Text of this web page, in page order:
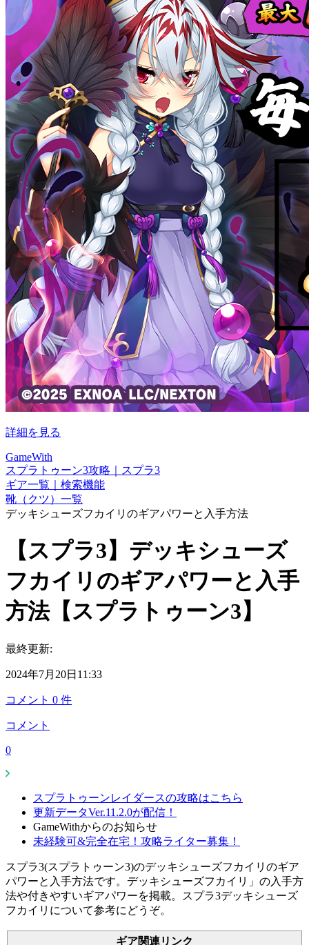
詳細を見る
GameWith
スプラトゥーン3攻略｜スプラ3
ギア一覧｜検索機能
靴（クツ）一覧
デッキシューズフカイリのギアパワーと入手方法
【スプラ3】デッキシューズ
フカイリのギアパワーと入手
方法【スプラトゥーン3】
最終更新:
2024年7月20日11:33
コメント 0 件
コメント
0
スプラトゥーンレイダースの攻略はこちら
更新データVer.11.2.0が配信！
GameWithからのお知らせ
未経験可&完全在宅！攻略ライター募集！
スプラ3(スプラトゥーン3)のデッキシューズフカイリのギア
パワーと入手方法です。デッキシューズフカイリ」の入手方
法や付きやすいギアパワーを掲載。スプラ3デッキシューズ
フカイリについて参考にどうぞ。
ギア関連リンク